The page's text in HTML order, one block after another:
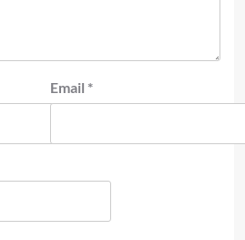
Email *